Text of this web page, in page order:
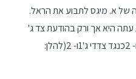
של א. מיגס לתבוע את הראל.
היא אך ורק בהודעת צד ג'